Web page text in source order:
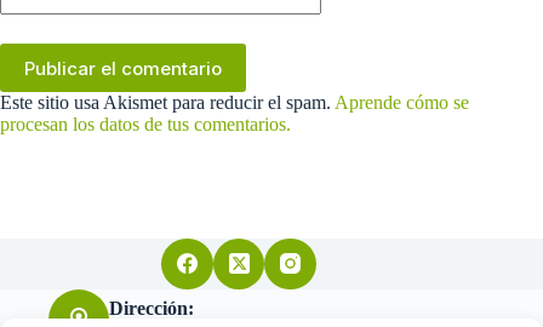
Publicar el comentario
Este sitio usa Akismet para reducir el spam. Aprende cómo se
procesan los datos de tus comentarios.
Dirección: